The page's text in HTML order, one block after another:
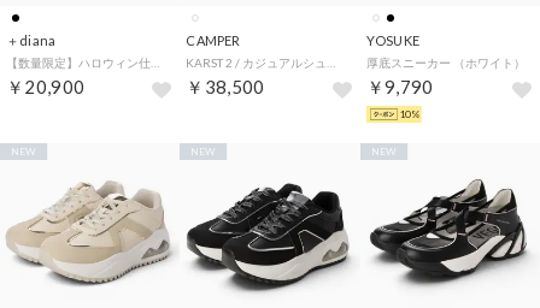
＋diana
￥20,900
CAMPER
￥38,500
YOSUKE
厚底スニーカー （ホワイト）
￥9,790
10%
NEW NEW NEW